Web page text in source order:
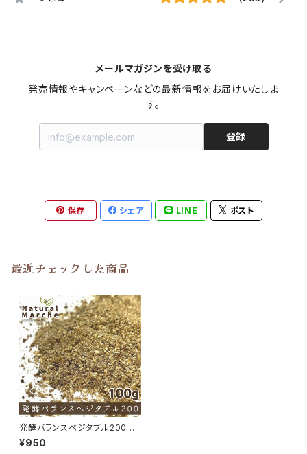
メールマガジンを受け取る
発売情報やキャンペーンなどの最新情報をお届けいたしま
す。
登録
保存 シェア LINE ポスト
最近チェックした商品
発酵バランスベジタブル200 酵
素ふりかけ たっぷり100g 発酵
野菜
¥950